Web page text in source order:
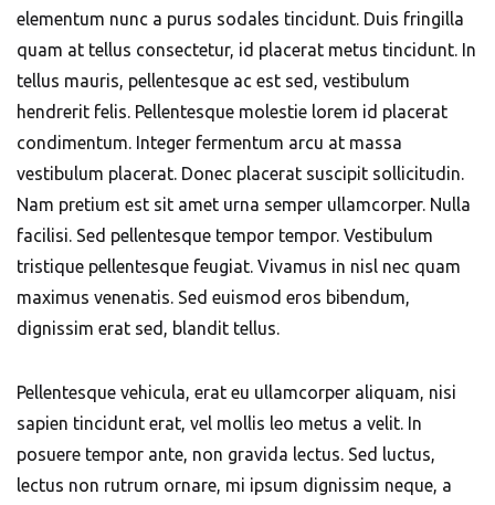
elementum nunc a purus sodales tincidunt. Duis fringilla
quam at tellus consectetur, id placerat metus tincidunt. In
tellus mauris, pellentesque ac est sed, vestibulum
hendrerit felis. Pellentesque molestie lorem id placerat
condimentum. Integer fermentum arcu at massa
vestibulum placerat. Donec placerat suscipit sollicitudin.
Nam pretium est sit amet urna semper ullamcorper. Nulla
facilisi. Sed pellentesque tempor tempor. Vestibulum
tristique pellentesque feugiat. Vivamus in nisl nec quam
maximus venenatis. Sed euismod eros bibendum,
dignissim erat sed, blandit tellus.
Pellentesque vehicula, erat eu ullamcorper aliquam, nisi
sapien tincidunt erat, vel mollis leo metus a velit. In
posuere tempor ante, non gravida lectus. Sed luctus,
lectus non rutrum ornare, mi ipsum dignissim neque, a